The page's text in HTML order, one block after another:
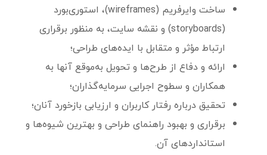
ساخت وایرفریم (wireframes)، استوری‌بورد
(storyboards) و نقشه سایت، به منظور برقراری
ارتباط مؤثر و متقابل با ایده‌های طراحی؛
ارائه و دفاع از طرح‌ها و تحویل به‌موقع آنها به
همکاران و سطوح اجرایی سرمایه‌گذاران؛
تحقیق درباره رفتار کاربران و ارزیابی بازخورد آنان؛
برقراری و بهبود راهنمای طراحی و بهترین شیوه‌ها و
استانداردهای آن.